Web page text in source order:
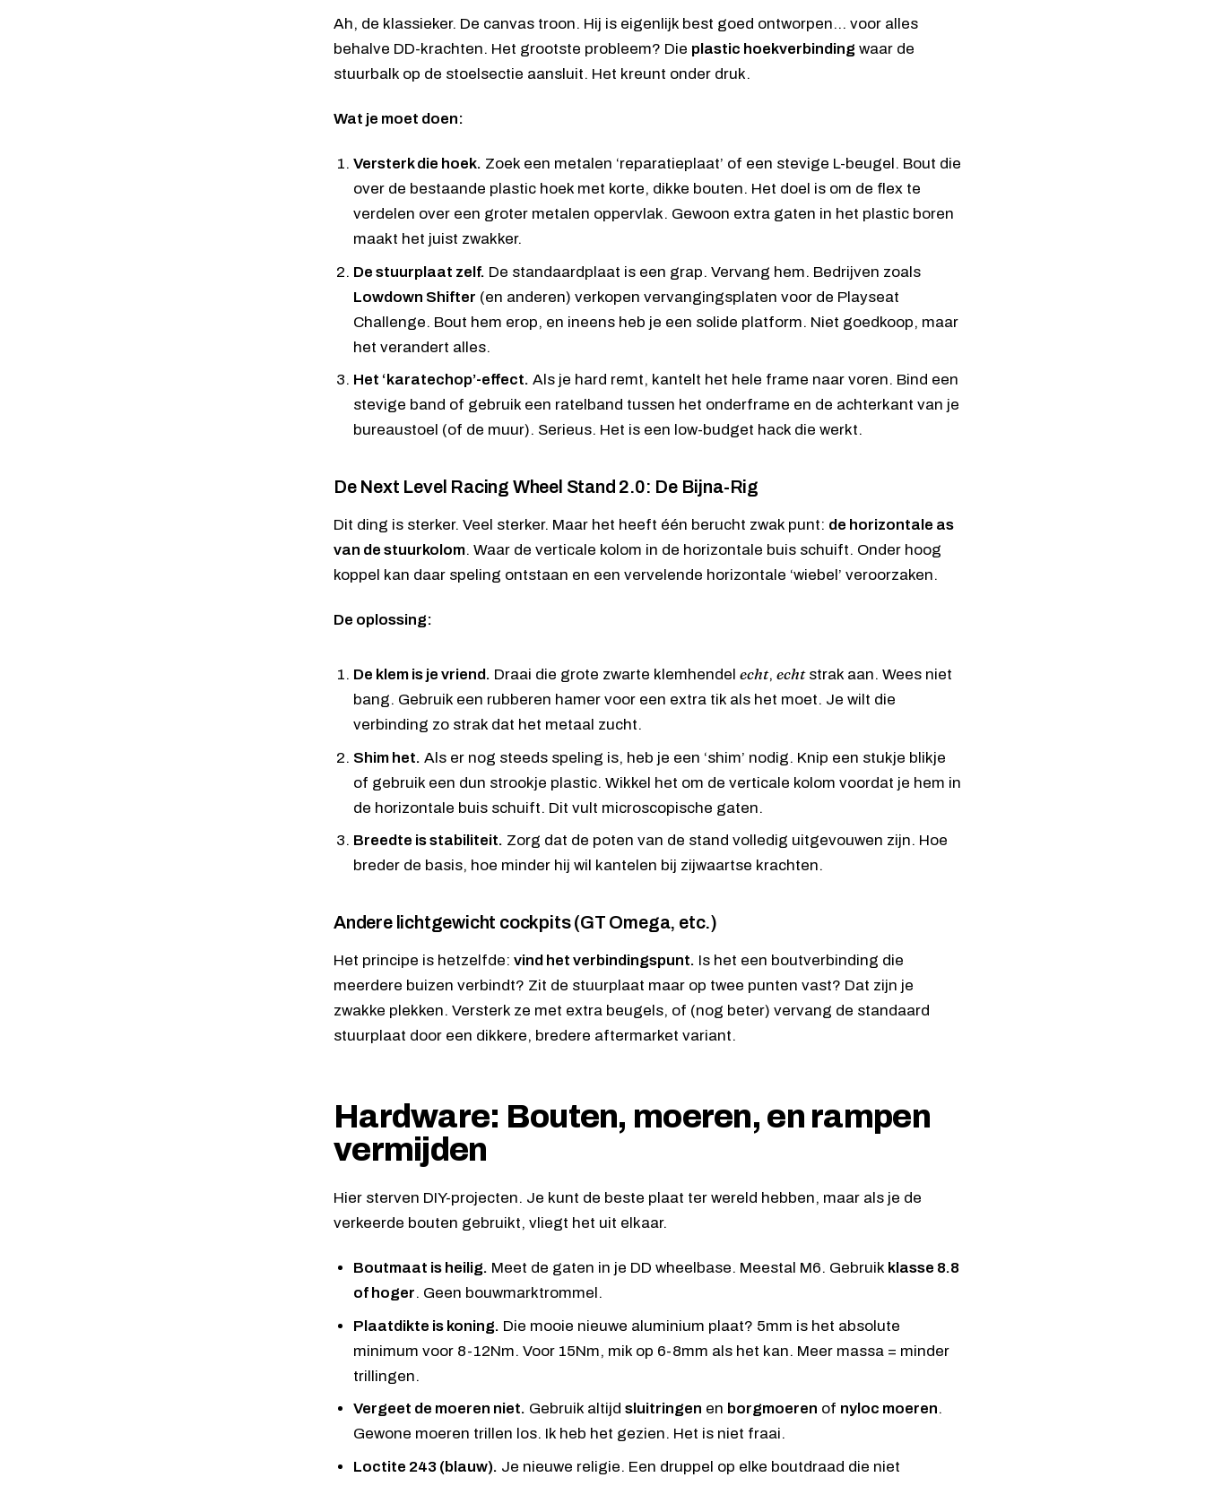
Ah, de klassieker. De canvas troon. Hij is eigenlijk best goed ontworpen… voor alles
behalve DD-krachten. Het grootste probleem? Die plastic hoekverbinding waar de
stuurbalk op de stoelsectie aansluit. Het kreunt onder druk.
Wat je moet doen:
Versterk die hoek. Zoek een metalen ‘reparatieplaat’ of een stevige L-beugel. Bout die
over de bestaande plastic hoek met korte, dikke bouten. Het doel is om de flex te
verdelen over een groter metalen oppervlak. Gewoon extra gaten in het plastic boren
maakt het juist zwakker.
De stuurplaat zelf. De standaardplaat is een grap. Vervang hem. Bedrijven zoals
Lowdown Shifter (en anderen) verkopen vervangingsplaten voor de Playseat
Challenge. Bout hem erop, en ineens heb je een solide platform. Niet goedkoop, maar
het verandert alles.
Het ‘karatechop’-effect. Als je hard remt, kantelt het hele frame naar voren. Bind een
stevige band of gebruik een ratelband tussen het onderframe en de achterkant van je
bureaustoel (of de muur). Serieus. Het is een low-budget hack die werkt.
De Next Level Racing Wheel Stand 2.0: De Bijna-Rig
Dit ding is sterker. Veel sterker. Maar het heeft één berucht zwak punt: de horizontale as
van de stuurkolom. Waar de verticale kolom in de horizontale buis schuift. Onder hoog
koppel kan daar speling ontstaan en een vervelende horizontale ‘wiebel’ veroorzaken.
De oplossing:
De klem is je vriend. Draai die grote zwarte klemhendel echt, echtstrak aan. Wees niet
bang. Gebruik een rubberen hamer voor een extra tik als het moet. Je wilt die
verbinding zo strak dat het metaal zucht.
Shim het. Als er nog steeds speling is, heb je een ‘shim’ nodig. Knip een stukje blikje
of gebruik een dun strookje plastic. Wikkel het om de verticale kolom voordat je hem in
de horizontale buis schuift. Dit vult microscopische gaten.
Breedte is stabiliteit. Zorg dat de poten van de stand volledig uitgevouwen zijn. Hoe
breder de basis, hoe minder hij wil kantelen bij zijwaartse krachten.
Andere lichtgewicht cockpits (GT Omega, etc.)
Het principe is hetzelfde: vind het verbindingspunt. Is het een boutverbinding die
meerdere buizen verbindt? Zit de stuurplaat maar op twee punten vast? Dat zijn je
zwakke plekken. Versterk ze met extra beugels, of (nog beter) vervang de standaard
stuurplaat door een dikkere, bredere aftermarket variant.
Hardware: Bouten, moeren, en rampen
vermijden
Hier sterven DIY-projecten. Je kunt de beste plaat ter wereld hebben, maar als je de
verkeerde bouten gebruikt, vliegt het uit elkaar.
Boutmaat is heilig. Meet de gaten in je DD wheelbase. Meestal M6. Gebruik klasse 8.8
of hoger. Geen bouwmarktrommel.
Plaatdikte is koning. Die mooie nieuwe aluminium plaat? 5mm is het absolute
minimum voor 8-12Nm. Voor 15Nm, mik op 6-8mm als het kan. Meer massa = minder
trillingen.
Vergeet de moeren niet. Gebruik altijd sluitringen en borgmoeren of nyloc moeren.
Gewone moeren trillen los. Ik heb het gezien. Het is niet fraai.
Loctite 243 (blauw). Je nieuwe religie. Een druppel op elke boutdraad die niet